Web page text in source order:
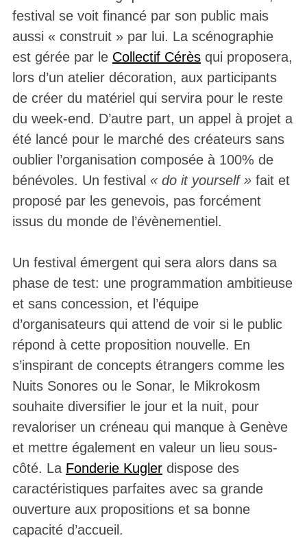
festival se voit financé par son public mais
aussi « construit » par lui. La scénographie
est gérée par le Collectif Cérèsqui proposera,
lors d’un atelier décoration, aux participants
de créer du matériel qui servira pour le reste
du week-end. D’autre part, un appel à projet a
été lancé pour le marché des créateurs sans
oublier l’organisation composée à 100% de
bénévoles. Un festival « do it yourself »fait et
proposé par les genevois, pas forcément
issus du monde de l’évènementiel.
Un festival émergent qui sera alors dans sa
phase de test: une programmation ambitieuse
et sans concession, et l’équipe
d’organisateurs qui attend de voir si le public
répond à cette proposition nouvelle. En
s’inspirant de concepts étrangers comme les
Nuits Sonores ou le Sonar, le Mikrokosm
souhaite diversifier le jour et la nuit, pour
revaloriser un créneau qui manque à Genève
et mettre également en valeur un lieu sous-
côté. La Fonderie Kuglerdispose des
caractéristiques parfaites avec sa grande
ouverture aux propositions et sa bonne
capacité d’accueil.